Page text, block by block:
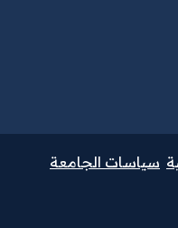
سياسات الجامعة